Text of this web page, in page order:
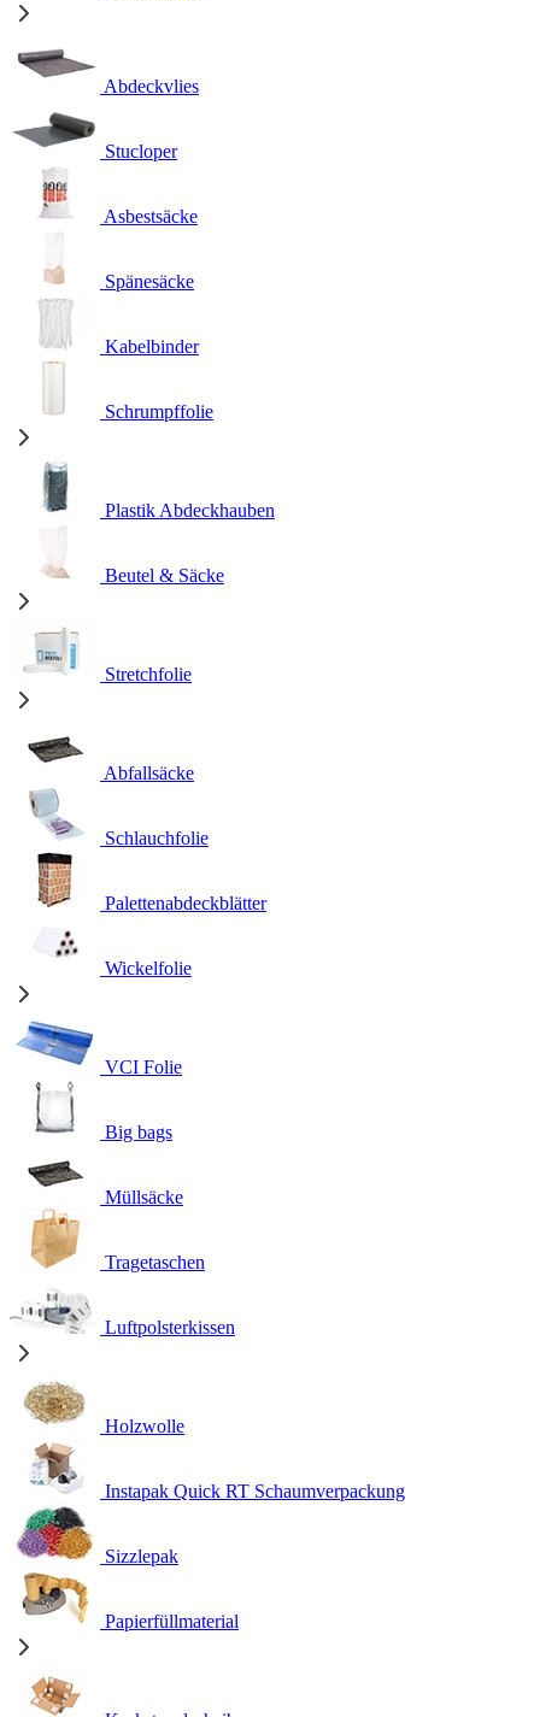
Abdeckvlies
Stucloper
Asbestsäcke
Spänesäcke
Kabelbinder
Schrumpffolie
Plastik Abdeckhauben
Beutel & Säcke
Stretchfolie
Abfallsäcke
Schlauchfolie
Palettenabdeckblätter
Wickelfolie
VCI Folie
Big bags
Müllsäcke
Tragetaschen
Luftpolsterkissen
Holzwolle
Instapak Quick RT Schaumverpackung
Sizzlepak
Papierfüllmaterial